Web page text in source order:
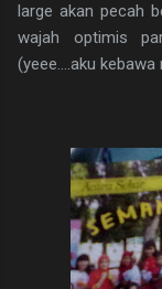
large akan pecah
wajah optimis
(yeee....aku kebawa